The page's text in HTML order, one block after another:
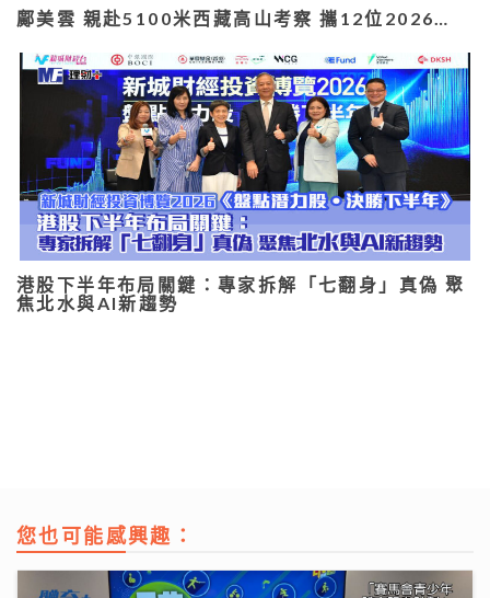
鄺美雲 親赴5100米西藏高山考察 攜12位2026…
港股下半年布局關鍵：專家拆解「七翻身」真偽 聚
焦北水與AI新趨勢
您也可能感興趣：